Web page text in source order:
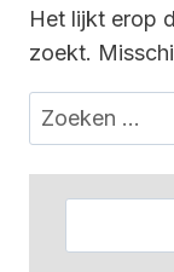
Het lijkt erop
zoekt.
Zoeken
naar: